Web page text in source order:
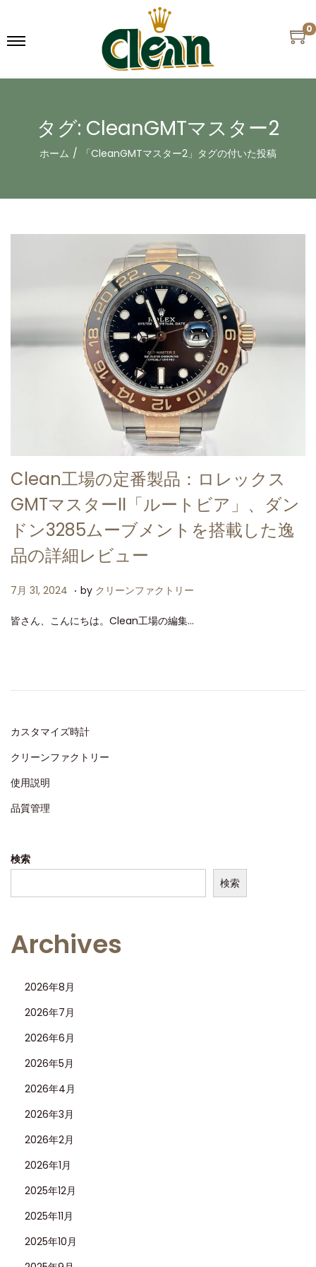
0
タグ: CleanGMTマスター2
ホーム / 「CleanGMTマスター2」タグの付いた投稿
Clean工場の定番製品：ロレックス
GMTマスターII「ルートビア」、ダン
ドン3285ムーブメントを搭載した逸
品の詳細レビュー
P
s
n
7月 31, 2024 7
3
2
. by クリーンファクトリー
皆さん、こんにちは。Clean工場の編集…
カスタマイズ時計
クリーンファクトリー
使用説明
品質管理
検索
検索
Archives
2026年8月
2026年7月
2026年6月
2026年5月
2026年4月
2026年3月
2026年2月
2026年1月
2025年12月
2025年11月
2025年10月